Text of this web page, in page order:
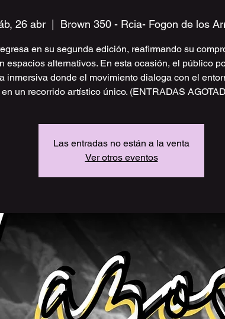
26 abr
  |
Brown 350 - Rcia- Fogon de los
en su segunda edición, reafirmando su
espacios alternativos. En esta ocasión, el público
inmersiva donde el movimiento dialoga con el
en un recorrido artístico único. (ENTRADAS
Las entradas no están a la venta
Ver otros eventos